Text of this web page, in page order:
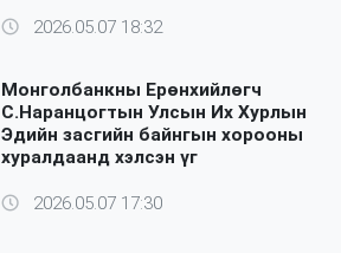
2026.05.07 18:32
Монголбанкны Ерөнхийлөгч
С.Наранцогтын Улсын Их Хурлын
Эдийн засгийн байнгын хорооны
хуралдаанд хэлсэн үг
2026.05.07 17:30